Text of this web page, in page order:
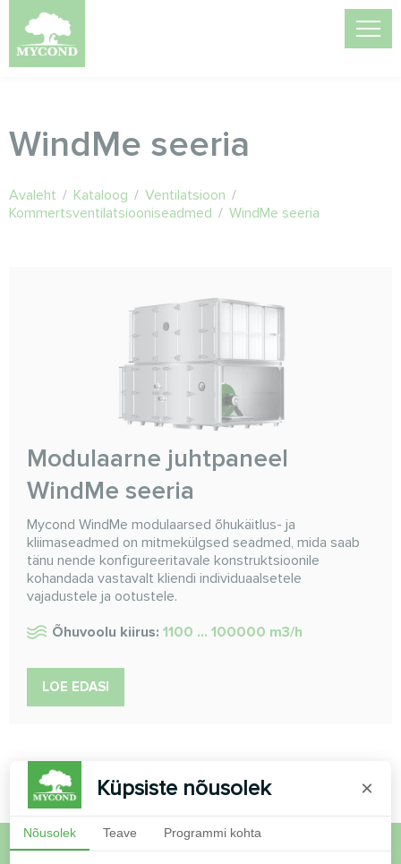
WindMe seeria
Avaleht / Kataloog / Ventilatsioon /
Kommertsventilatsiooniseadmed / WindMe seeria
Modulaarne juhtpaneel
WindMe seeria
Mycond WindMe modulaarsed õhukäitlus- ja
kliimaseadmed on mitmekülgsed seadmed, mida saab
tänu nende konfigureeritavale konstruktsioonile
kohandada vastavalt kliendi individuaalsetele
vajadustele ja ootustele.
Õhuvoolu kiirus: 1100 ... 100000 m3/h
LOE EDASI
Küpsiste nõusolek ×
Nõusolek Teave Programmi kohta